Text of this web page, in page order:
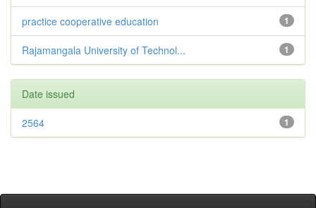
1
practice cooperative education
1
Rajamangala University of Technol...
Date issued
1
2564